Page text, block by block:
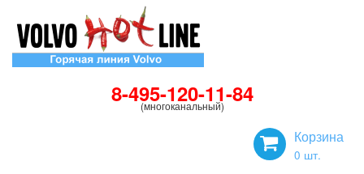
8-495-120-11-84
(многоканальный)
Корзина
0 шт.